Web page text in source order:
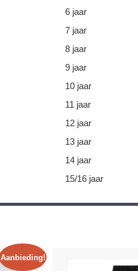
6 jaar
7 jaar
8 jaar
9 jaar
10 jaar
11 jaar
12 jaar
13 jaar
14 jaar
15/16 jaar
Aanbieding!